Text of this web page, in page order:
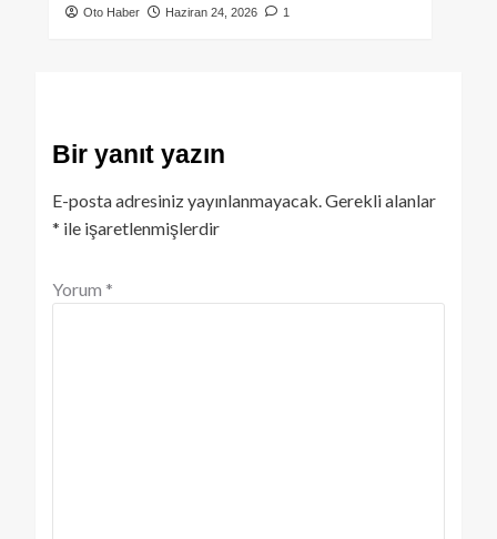
Oto Haber Haziran 24, 2026 1
Bir yanıt yazın
E-posta adresiniz yayınlanmayacak.Gerekli alanlar
* ile işaretlenmişlerdir
Yorum *